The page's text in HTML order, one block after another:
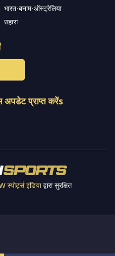
भारत-बनाम-ऑस्ट्रेलिया
सहारा
अपडेट प्राप्त करेंs
स्पोर्ट्स इंडियाद्वारा सुरक्षित